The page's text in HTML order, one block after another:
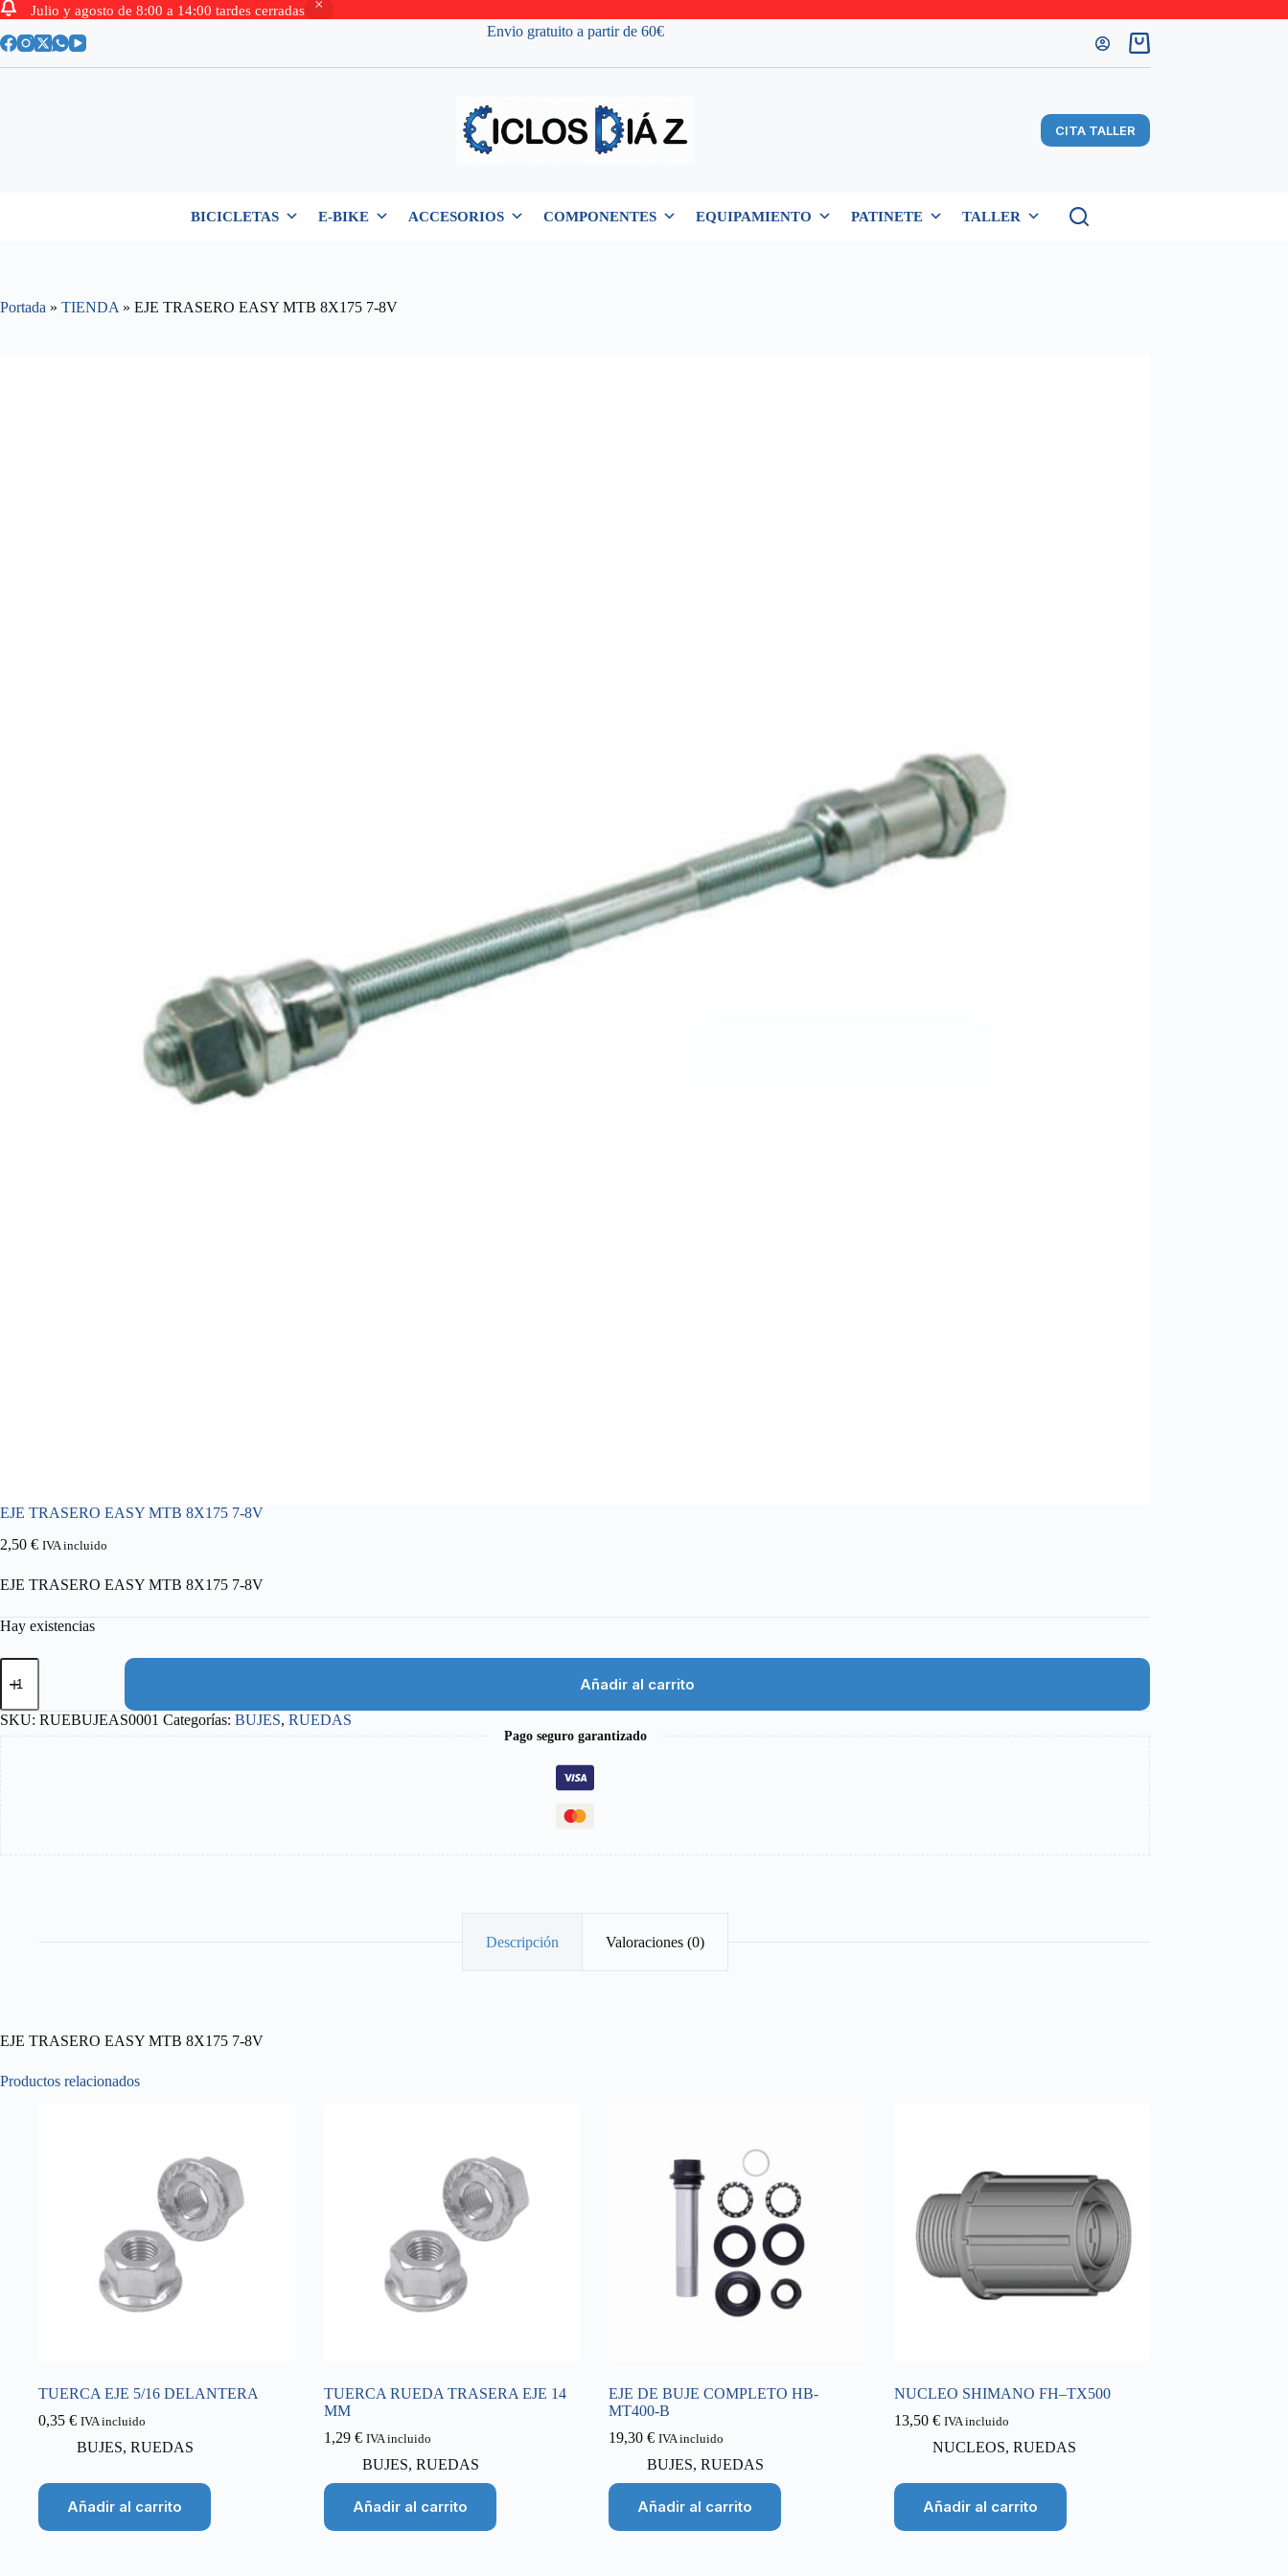
Julio y agosto de 8:00 a 14:00 tardes cerradas
al
Envio gratuito a partir de 60€
Carro
de
CITA TALLER
BICICLETAS E-BIKE ACCESORIOS COMPONENTES EQUIPAMIENTO PATINETE TALLER
Portada » TIENDA » EJE TRASERO EASY MTB 8X175 7-8V
EJE TRASERO EASY MTB 8X175 7-8V
2,50 € IVA incluido
EJE TRASERO EASY MTB 8X175 7-8V
Hay existencias
EJE
TRASERO
MTB
8X175
7-
8V
cantidad
Añadir al carrito
SKU: RUEBUJEAS0001 Categorías: BUJES, RUEDAS
Pago seguro garantizado
Descripción Valoraciones (0)
EJE TRASERO EASY MTB 8X175 7-8V
Productos relacionados
TUERCA EJE 5/16 DELANTERA
0,35 € IVA incluido
BUJES, RUEDAS
Añadir al carrito
TUERCA RUEDA TRASERA EJE 14
MM
1,29 € IVA incluido
BUJES, RUEDAS
Añadir al carrito
EJE DE BUJE COMPLETO HB-
MT400-B
19,30 € IVA incluido
BUJES, RUEDAS
Añadir al carrito
NUCLEO SHIMANO FH–TX500
13,50 € IVA incluido
NUCLEOS, RUEDAS
Añadir al carrito